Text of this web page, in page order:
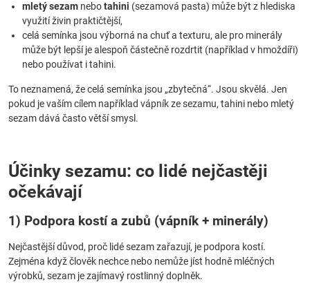
mletý sezam nebotahini (sezamová pasta) může být z hlediska
využití živin praktičtější,
celá semínka jsou výborná na chuť a texturu, ale pro minerály
může být lepší je alespoň částečně rozdrtit (například v hmoždíři)
nebo používat i tahini.
To neznamená, že celá semínka jsou „zbytečná“. Jsou skvělá. Jen
pokud je vaším cílem například vápník ze sezamu, tahini nebo mletý
sezam dává často větší smysl.
Účinky sezamu: co lidé nejčastěji
očekávají
1) Podpora kostí a zubů (vápník + minerály)
Nejčastější důvod, proč lidé sezam zařazují, je podpora kostí.
Zejména když člověk nechce nebo nemůže jíst hodně mléčných
výrobků, sezam je zajímavý rostlinný doplněk.